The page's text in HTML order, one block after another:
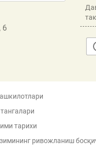
6
тарихи
ривожланиш